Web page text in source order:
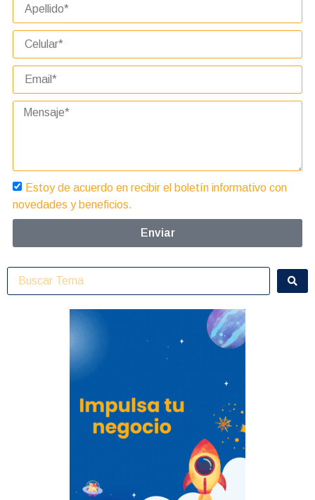
Estoy de acuerdo en recibir el boletín informativo con
novedades y beneficios.
Enviar